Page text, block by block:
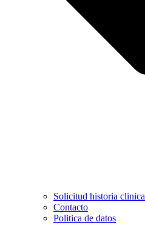
Solicitud historia clinica
Contacto
Politica de datos